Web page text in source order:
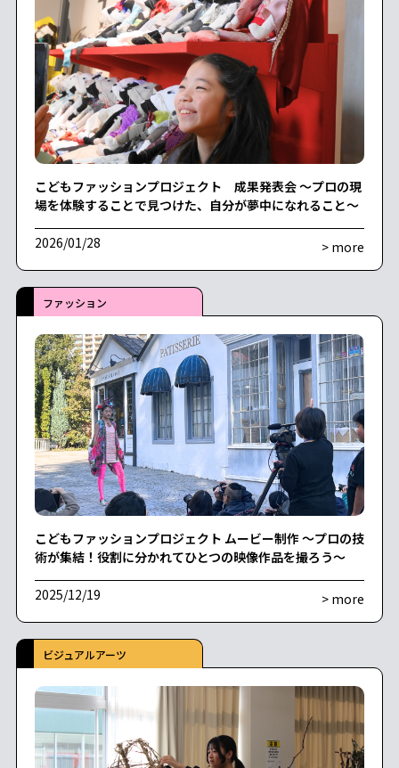
こどもファッションプロジェクト 成果発表会 〜プロの現
場を体験することで見つけた、自分が夢中になれること〜
2026/01/28 > more
ファッション
こどもファッションプロジェクト ムービー制作 〜プロの技
術が集結！役割に分かれてひとつの映像作品を撮ろう〜
2025/12/19 > more
ビジュアルアーツ